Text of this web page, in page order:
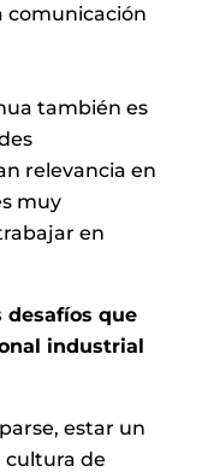
comunicación
también es
relevancia en
muy
en
desafíos que
industrial
estar un
cultura de